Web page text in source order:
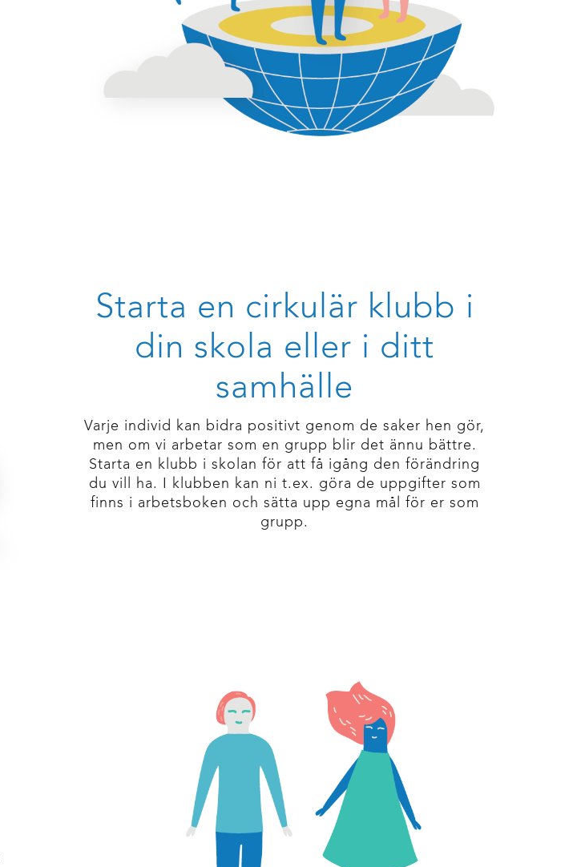
Starta en cirkulär klubb i
din skola eller i ditt
samhälle
Varje individ kan bidra positivt genom de saker hen gör,
men om vi arbetar som en grupp blir det ännu bättre.
Starta en klubb i skolan för att få igång den förändring
du vill ha. I klubben kan ni t.ex. göra de uppgifter som
finns i arbetsboken och sätta upp egna mål för er som
grupp.